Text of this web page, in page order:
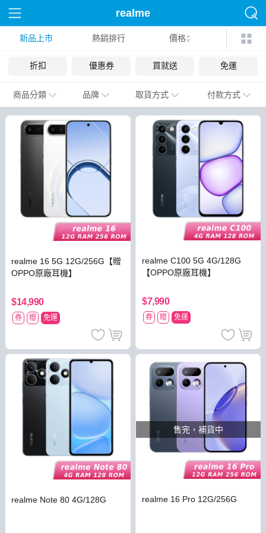
realme
新品上市 熱銷排行 價格
折扣 優惠券 買就送 免運
商品分類 品牌 取貨方式 付款方式
realme 16 5G 12G/256G【贈
OPPO原廠耳機】
$14,990
券 贈 免運
realme C100 5G 4G/128G
【OPPO原廠耳機】
$7,990
券 贈 免運
realme Note 80 4G/128G
售完，補貨中
realme 16 Pro 12G/256G